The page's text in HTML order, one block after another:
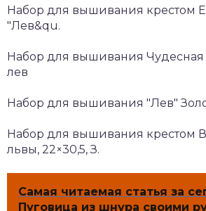
Набор для вышивания крестом
"Лев&qu.
Набор для вышивания Чудесная
лев
Набор для вышивания "Лев"
Набор для вышивания крестом
львы, 22×30,5, З.
Самая читаемая статья за
Пуговица из шнура своими